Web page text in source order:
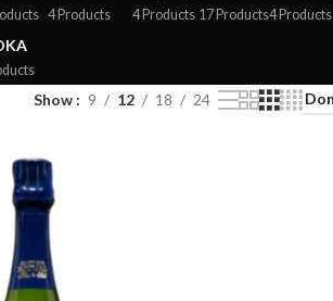
4 Products 4 Products 17 Products4 Products
Show 9 12 18 24